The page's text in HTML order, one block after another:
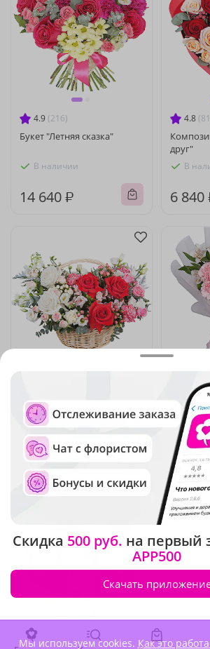
4.9 (216)
Букет "Летняя сказка"
В наличии
14 640 ₽
4.8
друг"
В
6 840
Композиция "Праздник
сердца"
В наличии
16 940 ₽
5
Подарок
В
3 940 ₽
Крупный
Скидка 500 руб. на первый
APP500
Скачать
Мы используем cookies. Как это